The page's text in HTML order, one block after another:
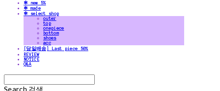
✻ new 5%
✻ made
✻ select shop
outer
top
onepiece
bottom
shoes
acc
[당일배송] Last piece 50%
REVIEW
NOTICE
Q&A
Search 검색